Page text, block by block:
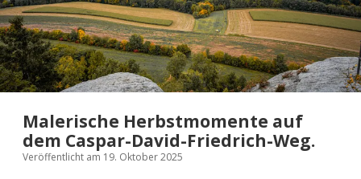
Malerische Herbstmomente auf
dem Caspar-David-Friedrich-Weg.
Veröffentlicht am 19. Oktober 2025